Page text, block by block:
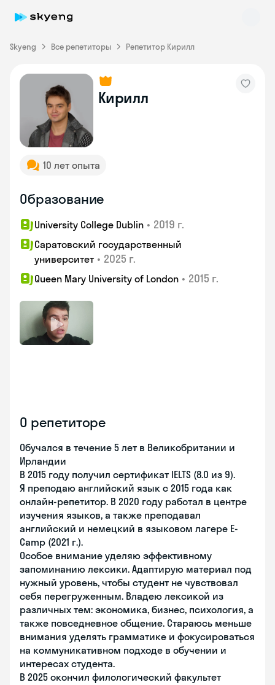
Skyeng Все репетиторы Репетитор Кирилл
Кирилл
10 лет опыта
Образование
University College Dublin • 2019 г.
Саратовский государственный
университет • 2025 г.
Queen Mary University of London • 2015 г.
О репетиторе
Обучался в течение 5 лет в Великобритании и
Ирландии
В 2015 году получил сертификат IELTS (8.0 из 9).
Я преподаю английский язык с 2015 года как
онлайн-репетитор. В 2020 году работал в центре
изучения языков, а также преподавал
английский и немецкий в языковом лагере E-
Camp (2021 г.).
Особое внимание уделяю эффективному
запоминанию лексики. Адаптирую материал под
нужный уровень, чтобы студент не чувствовал
себя перегруженным. Владею лексикой из
различных тем: экономика, бизнес, психология, а
также повседневное общение. Стараюсь меньше
внимания уделять грамматике и фокусироваться
на коммуникативном подходе в обучении и
интересах студента.
В 2025 окончил филологический факультет
Skyeng Chat
online